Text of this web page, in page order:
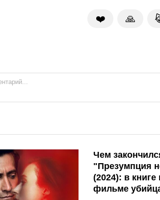
❤️ 🙏
Чем
"Презумпция
(2024): в книге
фильме